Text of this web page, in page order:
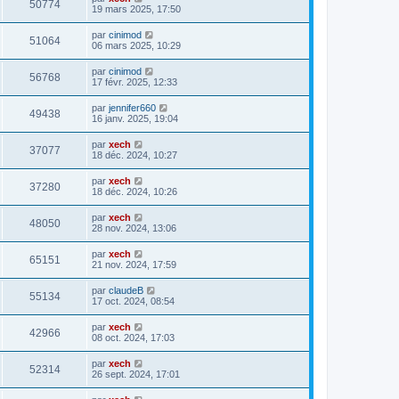
50774
19 mars 2025, 17:50
51064 par cinimod
06 mars 2025, 10:29
56768 par cinimod
17 févr. 2025, 12:33
49438 par jennifer660
16 janv. 2025, 19:04
37077 par xech
18 déc. 2024, 10:27
37280 par xech
18 déc. 2024, 10:26
48050 par xech
28 nov. 2024, 13:06
65151 par xech
21 nov. 2024, 17:59
55134 par claudeB
17 oct. 2024, 08:54
42966 par xech
08 oct. 2024, 17:03
52314 par xech
26 sept. 2024, 17:01